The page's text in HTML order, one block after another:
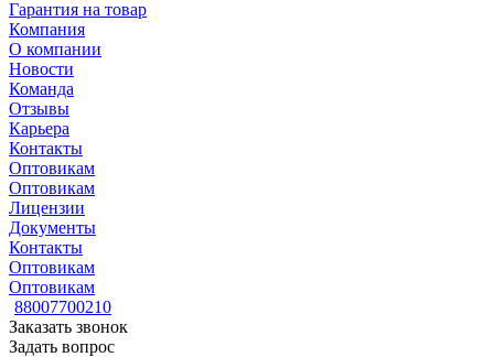
Гарантия на товар
Компания
О компании
Новости
Команда
Отзывы
Карьера
Контакты
Оптовикам
Оптовикам
Лицензии
Документы
Контакты
Оптовикам
Оптовикам
88007700210
Заказать звонок
Задать вопрос